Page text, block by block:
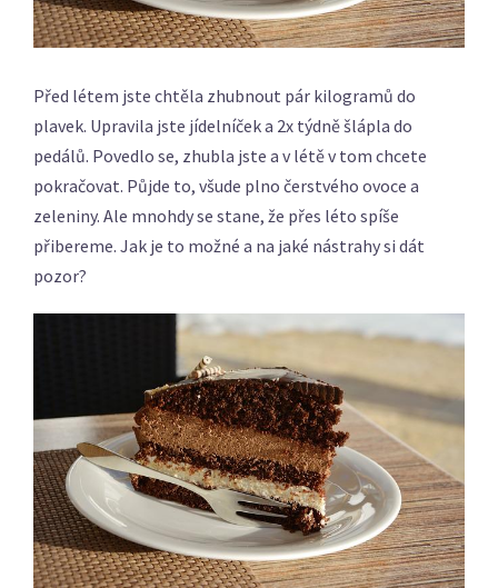
Před létem jste chtěla zhubnout pár kilogramů do
plavek. Upravila jste jídelníček a 2x týdně šlápla do
pedálů. Povedlo se, zhubla jste a v létě v tom chcete
pokračovat. Půjde to, všude plno čerstvého ovoce a
zeleniny. Ale mnohdy se stane, že přes léto spíše
přibereme. Jak je to možné a na jaké nástrahy si dát
pozor?